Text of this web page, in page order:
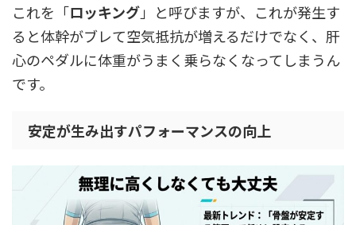
これを「ロッキング」と呼びますが、これが発生す
ると体幹がブレて空気抵抗が増えるだけでなく、肝
心のペダルに体重がうまく乗らなくなってしまうん
です。
安定が生み出すパフォーマンスの向上